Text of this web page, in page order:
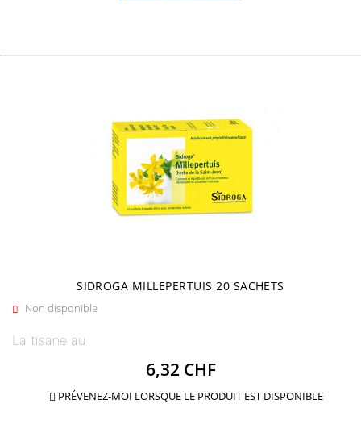
SIDROGA MILLEPERTUIS 20 SACHETS
 Non disponible
La tisane au
Prix
6,32 CHF
 PRÉVENEZ-MOI LORSQUE LE PRODUIT EST DISPONIBLE